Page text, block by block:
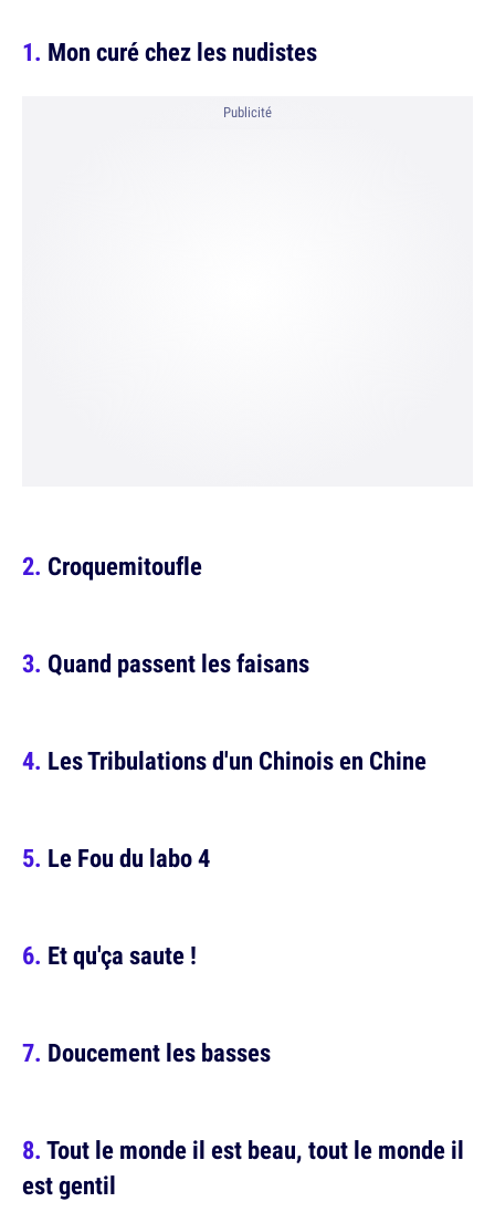
Mon curé chez les nudistes
Publicité
Croquemitoufle
Quand passent les faisans
Les Tribulations d'un Chinois en Chine
Le Fou du labo 4
Et qu'ça saute !
Doucement les basses
Tout le monde il est beau, tout le monde il
est gentil